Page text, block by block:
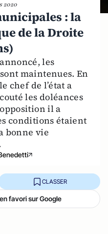
2020
: la
de la Droite
les
maintenues. En
chef de l’état a
les doléances
il a
conditions étaient
bonne vie
CLASSER
favori sur Google